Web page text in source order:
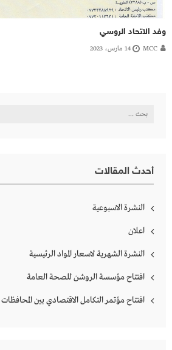
وفد الاتحاد الروسي
MCC 14 مارس، 2023
البحث
أحدث المقالات
النشرة الاسبوعية
اعلان
النشرة الشهرية لاسعار المواد الرئيسية
افتتاح مؤسسة الروشن للصحة العامة
افتتاح مؤتمر التكامل الاقتصادي بين المحافظات